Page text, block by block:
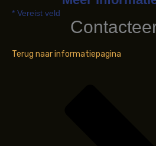
* Vereist veld
Terug naar informatiepagina